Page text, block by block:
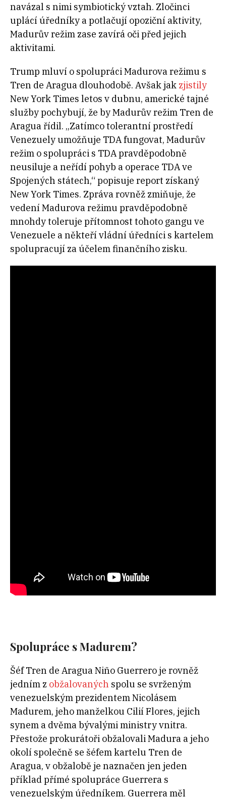
navázal s nimi symbiotický vztah. Zločinci
uplácí úředníky a potlačují opoziční aktivity,
Madurův režim zase zavírá oči před jejich
aktivitami.
Trump mluví o spolupráci Madurova režimu s
Tren de Aragua dlouhodobě. Avšak jak zjistily
New York Times letos v dubnu, americké tajné
služby pochybují, že by Madurův režim Tren de
Aragua řídil. „Zatímco tolerantní prostředí
Venezuely umožňuje TDA fungovat, Madurův
režim o spolupráci s TDA pravděpodobně
neusiluje a neřídí pohyb a operace TDA ve
Spojených státech,“ popisuje report získaný
New York Times. Zpráva rovněž zmiňuje, že
vedení Madurova režimu pravděpodobně
mnohdy toleruje přítomnost tohoto gangu ve
Venezuele a někteří vládní úředníci s kartelem
spolupracují za účelem finančního zisku.
Spolupráce s Madurem?
Šéf Tren de Aragua Niño Guerrero je rovněž
jedním z obžalovaných spolu se svrženým
venezuelským prezidentem Nicolásem
Madurem, jeho manželkou Cilií Flores, jejich
synem a dvěma bývalými ministry vnitra.
Přestože prokurátoři obžalovali Madura a jeho
okolí společně se šéfem kartelu Tren de
Aragua, v obžalobě je naznačen jen jeden
příklad přímé spolupráce Guerrera s
venezuelským úředníkem. Guerrera měl